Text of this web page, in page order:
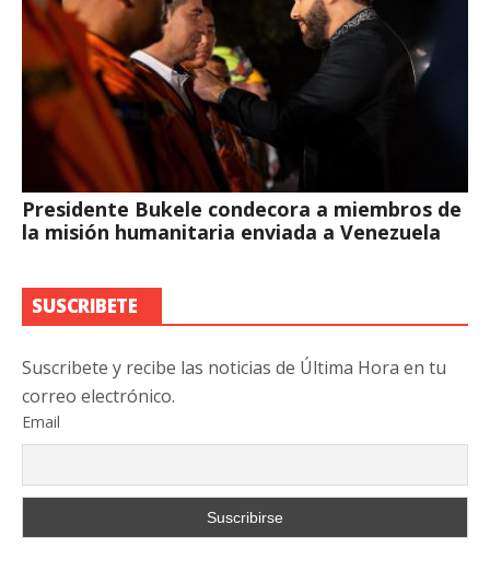
Presidente Bukele condecora a miembros de
la misión humanitaria enviada a Venezuela
SUSCRIBETE
Suscribete y recibe las noticias de Última Hora en tu
correo electrónico.
Email